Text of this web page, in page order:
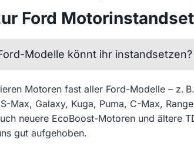
Ford
Modelle könnt ihr instandsetzen?
Motoren fast aller Ford-Modelle – z.
Max, Galaxy, Kuga, Puma, C-Max,
neuere EcoBoost-Motoren und ältere
gut aufgehoben.